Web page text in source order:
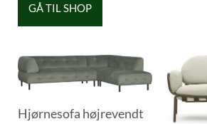
GÅ TIL SHOP
Hjørnesofa højrevendt